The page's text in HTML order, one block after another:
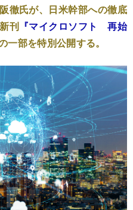
徹氏が、日米幹部への徹底
刊 『マイクロソフト 再始
一部を特別公開する。